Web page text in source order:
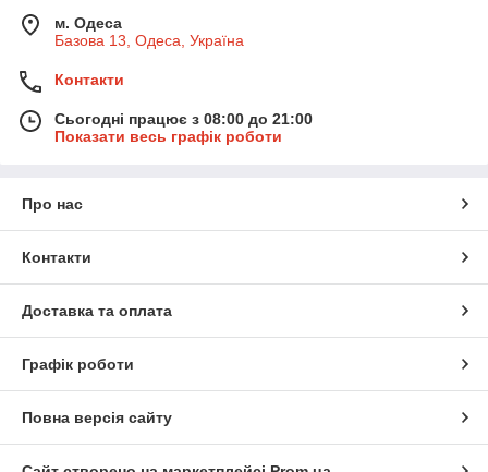
м. Одеса
Базова 13, Одеса, Україна
Контакти
Сьогодні працює з 08:00 до 21:00
Показати весь графік роботи
Про нас
Контакти
Доставка та оплата
Графік роботи
Повна версія сайту